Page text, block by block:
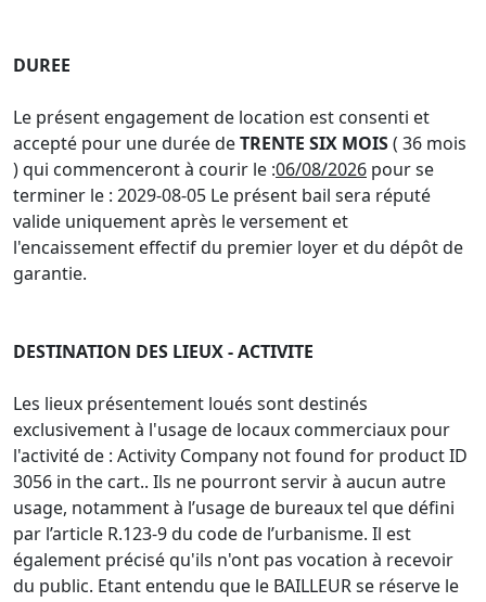
DUREE
Le présent engagement de location est consenti et
accepté pour une durée deTRENTE SIX MOIS( 36 mois
) qui commenceront à courir le :06/08/2026 pour se
terminer le : 2029-08-05 Le présent bail sera réputé
valide uniquement après le versement et
l'encaissement effectif du premier loyer et du dépôt de
garantie.
DESTINATION DES LIEUX - ACTIVITE
Les lieux présentement loués sont destinés
exclusivement à l'usage de locaux commerciaux pour
l'activité de : Activity Company not found for product ID
3056 in the cart.. Ils ne pourront servir à aucun autre
usage, notamment à l’usage de bureaux tel que défini
par l’article R.123-9 du code de l’urbanisme. Il est
également précisé qu'ils n'ont pas vocation à recevoir
du public. Etant entendu que le BAILLEUR se réserve le